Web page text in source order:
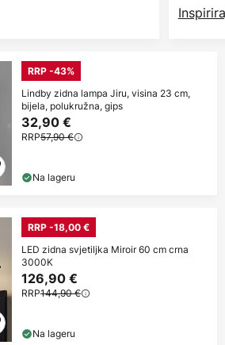
RRP -43%
Lindby zidna lampa Jiru, visina 23 cm,
bijela, polukružna, gips
32,90 €
RRP57,90 €
Na lageru
RRP -18,00 €
LED zidna svjetiljka Miroir 60 cm crna
3000K
126,90 €
RRP144,90 €
Na lageru